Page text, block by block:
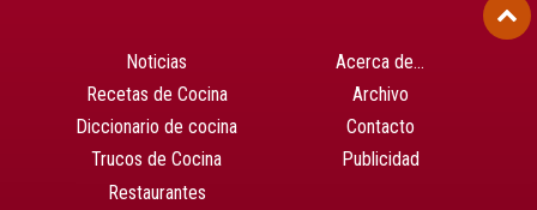
Noticias
Recetas de Cocina
Diccionario de cocina
Trucos de Cocina
Restaurantes
Acerca de…
Archivo
Contacto
Publicidad